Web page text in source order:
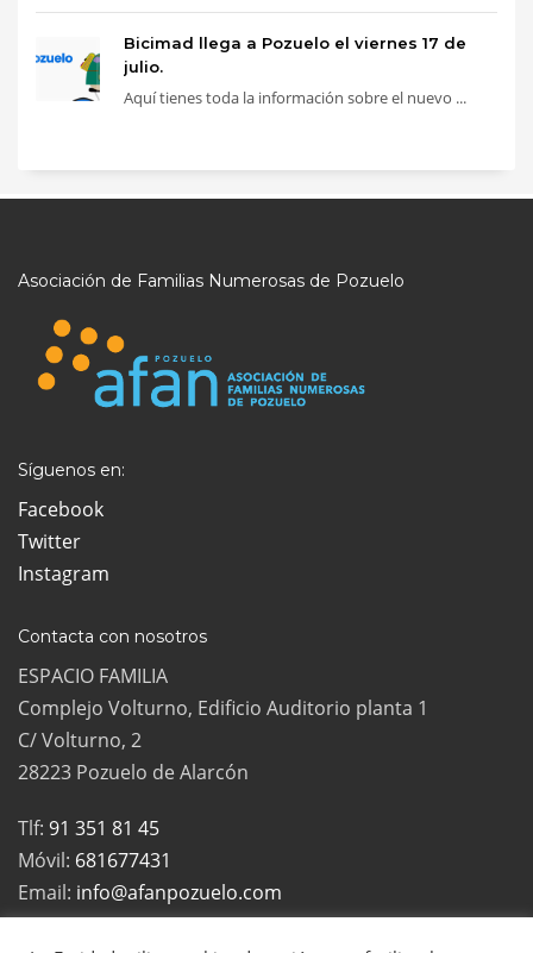
Bicimad llega a Pozuelo el viernes 17 de
julio.
Aquí tienes toda la información sobre el nuevo ...
Asociación de Familias Numerosas de Pozuelo
Síguenos en:
Facebook
Twitter
Instagram
Contacta con nosotros
ESPACIO FAMILIA
Complejo Volturno, Edificio Auditorio planta 1
C/ Volturno, 2
28223 Pozuelo de Alarcón
Tlf: 91 351 81 45
Móvil: 681677431
Email: info@afanpozuelo.com